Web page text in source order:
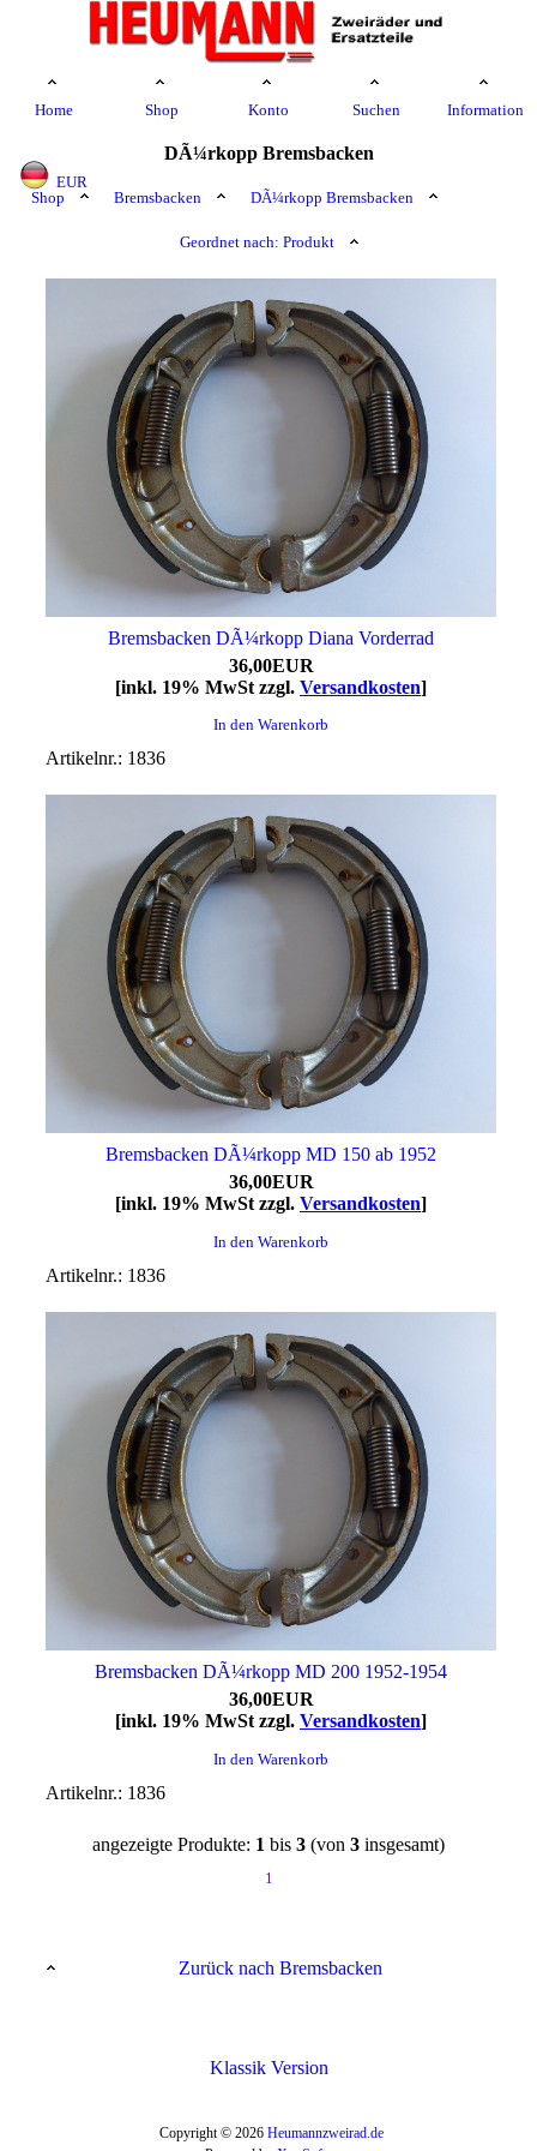
Home Shop Konto Suchen Information
EUR
DÃ¼rkopp Bremsbacken
Shop Bremsbacken DÃ¼rkopp Bremsbacken
Geordnet nach: Produkt
Bremsbacken DÃ¼rkopp Diana Vorderrad
36,00EUR
[inkl. 19% MwSt zzgl. Versandkosten]
In den Warenkorb
Artikelnr.: 1836
Bremsbacken DÃ¼rkopp MD 150 ab 1952
36,00EUR
[inkl. 19% MwSt zzgl. Versandkosten]
In den Warenkorb
Artikelnr.: 1836
Bremsbacken DÃ¼rkopp MD 200 1952-1954
36,00EUR
[inkl. 19% MwSt zzgl. Versandkosten]
In den Warenkorb
Artikelnr.: 1836
angezeigte Produkte: 1 bis 3 (von 3 insgesamt)
1
Zurück nach Bremsbacken
Klassik Version
Copyright © 2026 Heumannzweirad.de